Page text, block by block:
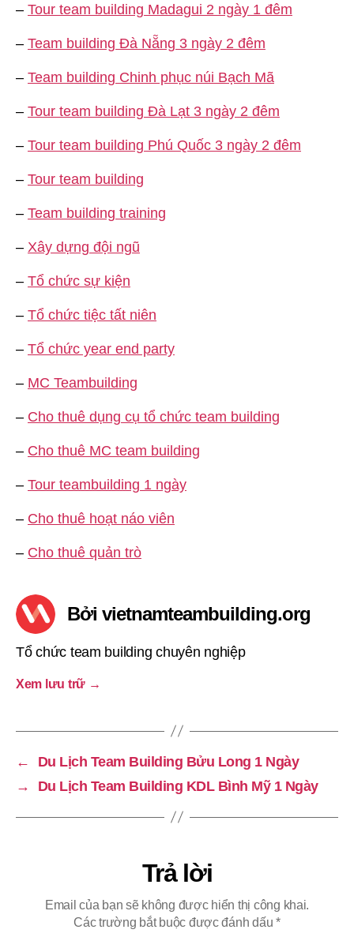
– Tour team building Madagui 2 ngày 1 đêm
– Team building Đà Nẵng 3 ngày 2 đêm
– Team building Chinh phục núi Bạch Mã
– Tour team building Đà Lạt 3 ngày 2 đêm
– Tour team building Phú Quốc 3 ngày 2 đêm
– Tour team building
– Team building training
– Xây dựng đội ngũ
– Tổ chức sự kiện
– Tổ chức tiệc tất niên
– Tổ chức year end party
– MC Teambuilding
– Cho thuê dụng cụ tổ chức team building
– Cho thuê MC team building
– Tour teambuilding 1 ngày
– Cho thuê hoạt náo viên
– Cho thuê quản trò
Bởi vietnamteambuilding.org
Tổ chức team building chuyên nghiệp
Xem lưu trữ →
←
Du Lịch Team Building Bửu Long 1 Ngày
→
Du Lịch Team Building KDL Bình Mỹ 1 Ngày
Trả lời
Email của bạn sẽ không được hiển thị công khai.
Các trường bắt buộc được đánh dấu*